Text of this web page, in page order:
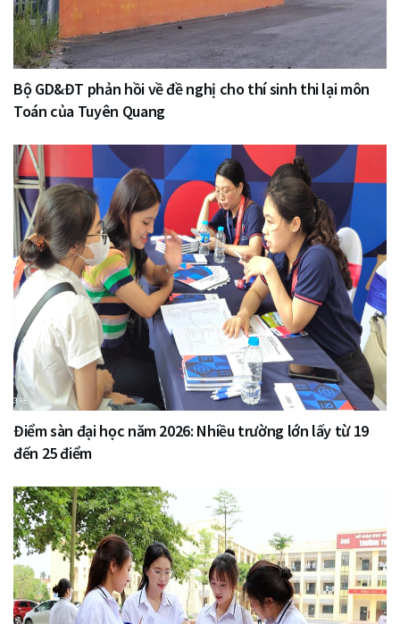
Bộ GD&ĐT phản hồi về đề nghị cho thí sinh thi lại môn
Toán của Tuyên Quang
Điểm sàn đại học năm 2026: Nhiều trường lớn lấy từ 19
đến 25 điểm